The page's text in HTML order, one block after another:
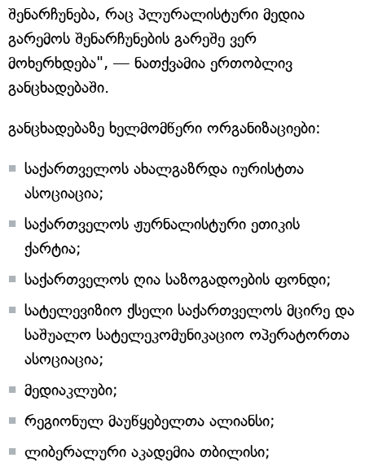
შენარჩუნება, რაც პლურალისტური მედია
გარემოს შენარჩუნების გარეშე ვერ
მოხერხდება", — ნათქვამია ერთობლივ
განცხადებაში.
განცხადებაზე ხელმომწერი ორგანიზაციები:
საქართველოს ახალგაზრდა იურისტთა
ასოციაცია;
საქართველოს ჟურნალისტური ეთიკის
ქარტია;
საქართველოს ღია საზოგადოების ფონდი;
სატელევიზიო ქსელი საქართველოს მცირე და
საშუალო სატელეკომუნიკაციო ოპერატორთა
ასოციაცია;
მედიაკლუბი;
რეგიონულ მაუწყებელთა ალიანსი;
ლიბერალური აკადემია თბილისი;